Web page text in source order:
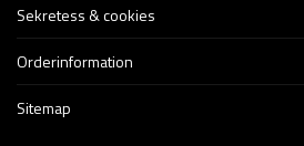
Sekretess & cookies
Orderinformation
Sitemap